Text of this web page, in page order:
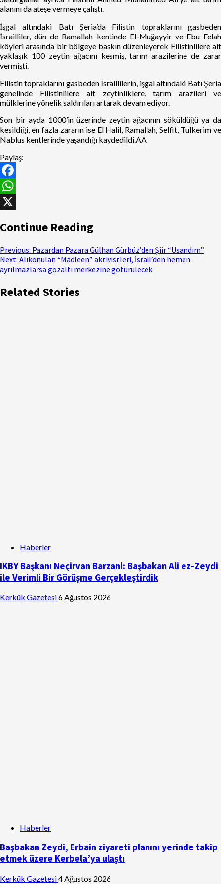
alanını da ateşe vermeye çalıştı.
İşgal altındaki Batı Şeria’da Filistin topraklarını gasbeden
İsrailliler, dün de Ramallah kentinde El-Muğayyir ve Ebu Felah
köyleri arasında bir bölgeye baskın düzenleyerek Filistinlilere ait
yaklaşık 100 zeytin ağacını kesmiş, tarım arazilerine de zarar
vermişti.
Filistin topraklarını gasbeden İsraillilerin, işgal altındaki Batı Şeria
genelinde Filistinlilere ait zeytinliklere, tarım arazileri ve
mülklerine yönelik saldırıları artarak devam ediyor.
Son bir ayda 1000’in üzerinde zeytin ağacının söküldüğü ya da
kesildiği, en fazla zararın ise El Halil, Ramallah, Selfit, Tulkerim ve
Nablus kentlerinde yaşandığı kaydedildi.AA
Paylaş:
Facebook
WhatsApp
Continue Reading
Previous: Pazardan Pazara Gülhan Gürbüz’den Şiir “Usandım”
Next: Alıkonulan “Madleen” aktivistleri, İsrail’den hemen
ayrılmazlarsa gözaltı merkezine götürülecek
Related Stories
Haberler
IKBY Başkanı Neçirvan Barzani: Başbakan Ali ez-Zeydi
ile Verimli Bir Görüşme Gerçekleştirdik
Kerkük Gazetesi6 Ağustos 2026
Haberler
Başbakan Zeydi, Erbain ziyareti planını yerinde takip
etmek üzere Kerbela’ya ulaştı
Kerkük Gazetesi4 Ağustos 2026